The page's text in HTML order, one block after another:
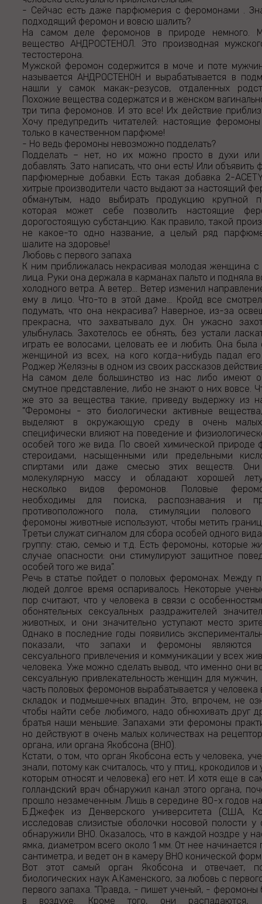
- Сейчас есть даже парфюмерия с феромонами .
подходящий феромон и вовсю шалить?
На самом деле феромонов в природе немного.
вещество АНДРОСТЕНОЛ. Это производная
тестостерона.
Мужской феромон содержится в моче и поте
называется АНДРОСТЕНОН и вырабатывается в
нашли у самок макак-резусов, отдаленных
Похожие вещества содержатся и в женском
три типа феромонов. И это все! Их действие
Хочу предупредить читателей: настоящие
только в качественном парфюме!
- Но ведь феромоны невозможно подделать?
Подделать – нет, но их можно просто в духи или
добавлять. Зато написать, что они есть! Или
парфюмерные добавки. Есть такая добавка 2-
хитрые производители часто выдают за настоящий
обманутым, надо выбирать продукцию крупной
которая может себе позволить настоящие
дорогостоящую субстанцию. Как правило, такой
не какое-то одно название, а целый ряд
шалите на здоровье!
Любовь с первого запаха
К ним приближалась некрасивая молодая женщина с
лица. Руки она держала в карманах пальто и подняла
холодного ветра. А ветер... Ветер изменил
ему в лицо. Что-то в этой даме... Кройд все
подумать, что она некрасива? Наверное, из-за
прекрасна, что захватывало дух. Он ужасно
улыбнулась. Захотелось ее обнять, без устали
играть ее волосами, целовать ее и любить. Она была
женщиной из всех, на кого когда-нибудь падал
Роджер Желязны в одном из своих рассказов
На самом деле большинство из нас либо имеют
смутное представление, либо не знают о них вовсе.
же это за вещества такие, приведу выдержку из
"Феромоны - это биологически активные
выделяют в окружающую среду в очень малых
специфически влияют на поведение и
особей того же вида. По своей химической природе
стероидами, насыщенными или предельными
спиртами или даже смесью этих веществ.
молекулярную массу и обладают хорошей
несколько видов феромонов. Половые
необходимы для поиска, распознавания и
противоположного пола, стимуляции полового
феромоны животные используют, чтобы метить
Третьи служат сигналом для сбора особей одного
группу: стаю, семью и т.д. Есть феромоны, которые
случае опасности: они стимулируют защитное
особей того же вида".
Речь в статье пойдет о половых феромонах. Между
людей долгое время оспаривалось. Некоторые
пор считают, что у человека в связи с
обонятельных сексуальных раздражителей
животных, и они значительно уступают место
Однако в последние годы появились
показали, что запахи и феромоны являются
сексуального привлечения и коммуникации у всех
человека. Уже можно сделать вывод, что именно они
сексуальную привлекательность женщин для
часть половых феромонов вырабатывается у
складок и подмышечных впадин. Это, впрочем, не
чтобы найти себе любимого, надо обнюхивать друг
братья наши меньшие. Запахами эти феромоны
но действуют в очень малых количествах на
органа, или органа Якобсона (ВНО).
Кстати, о том, что орган Якобсона есть у человека,
знали, потому как считалось, что у птиц, крокодилов и
которым относят и человека) его нет. И хотя еще в
голландский врач обнаружил канал этого органа,
прошло незамеченным. Лишь в середине 80-х годов
Б.Джефек из Денверского университета (США,
исследовав слизистые оболочки носовой полости
обнаружили ВНО. Оказалось, что в каждой ноздре у
ямка, диаметром всего около 1 мм. От нее начинается
сантиметра, и ведет он в камеру ВНО конической
Вот этот самый орган Якобсона и отвечает,
биологических наук А.Каменского, за любовь с
первого запаха. "Правда, - пишет ученый, - феромоны
в воздухе. Кроме того, они распадаются,